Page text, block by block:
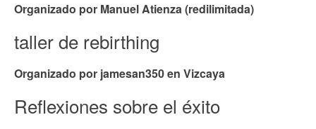
Organizado por Manuel Atienza (redilimitada)
taller de rebirthing
Organizado por jamesan350 en Vizcaya
Reflexiones sobre el éxito